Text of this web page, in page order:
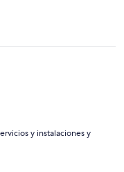
y instalaciones y